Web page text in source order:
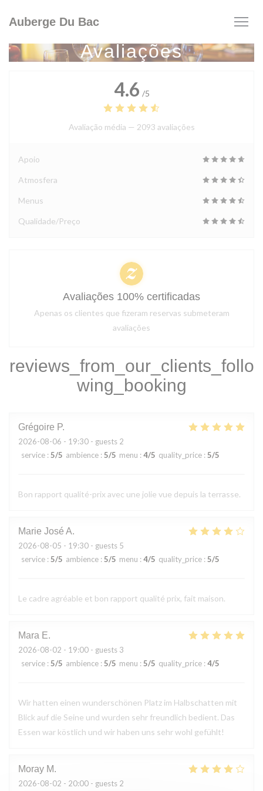
Auberge Du Bac
Avaliações
reviews_from_our_clients_follo
wing_booking
Grégoire P
2026-08-06 - 19:30 - guests 2
service : 5/5 ambience : 5/5 menu : 4/5 quality_price : 5/5
Bon rapport qualité-prix avec une jolie vue depuis la terrasse.
Marie José A
2026-08-05 - 19:30 - guests 5
service : 5/5 ambience : 5/5 menu : 4/5 quality_price : 5/5
Le cadre agréable et bon rapport qualité prix, fait maison.
Mara E
2026-08-02 - 19:00 - guests 3
service : 5/5 ambience : 5/5 menu : 5/5 quality_price : 4/5
Wir hatten einen wunderschönen Platz im Halbschatten mit
Blick auf die Seine und wurden sehr freundlich bedient. Das
Essen war köstlich und wir haben uns sehr wohl gefühlt!
Moray M
2026-08-02 - 20:00 - guests 2
4.6 /5
Avaliação média — 2093 avaliações
Apoio
Atmosfera
Menus
Qualidade/Preço
Avaliações 100% certificadas
Apenas os clientes que fizeram reservas submeteram
avaliações